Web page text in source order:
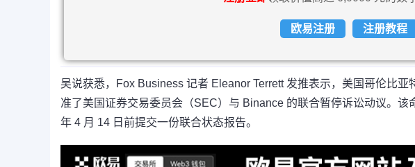
欧易注册 注册教程
吴说获悉，Fox Business 记者 Eleanor Terrett 发推表示，美国哥伦比
准了美国证券交易委员会（SEC）与 Binance 的联合暂停诉讼动议。
年 4 月 14 日前提交一份联合状态报告。